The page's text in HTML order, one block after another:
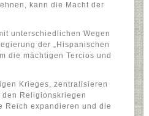
kann die Macht der
unterschiedlichen Wegen
der „Hispanischen
die mächtigen Tercios und
Krieges, zentralisieren
Religionskriegen
Reich expandieren und die